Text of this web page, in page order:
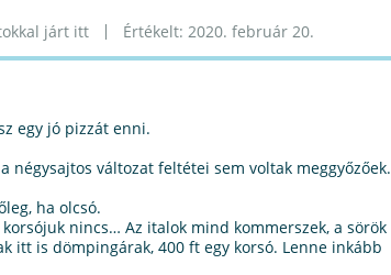
járt itt Értékelt: 2020. február 20.
egy jó pizzát enni.
négysajtos változat feltétei sem voltak meggyőzőek.
ha olcsó.
nincs… Az italok mind kommerszek, a sörök
itt is dömpingárak, 400 ft egy korsó. Lenne inkább